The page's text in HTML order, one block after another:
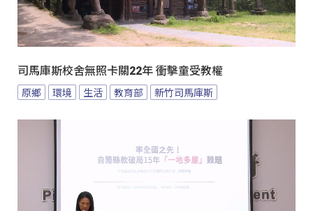
司馬庫斯校舍無照卡關22年 衝擊童受教權
原鄉 環境 生活 教育部 新竹司馬庫斯